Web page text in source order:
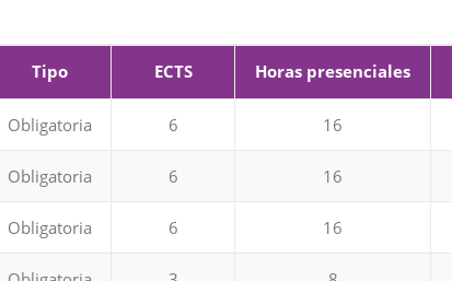
Obligatoria
Obligatoria
Tipo ECTS Horas presenciales
Obligatoria 6 16
Obligatoria 6 16
Obligatoria 6 16